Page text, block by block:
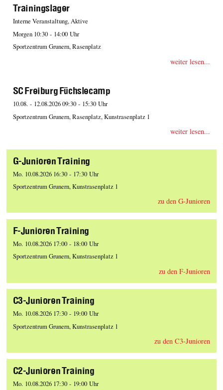
Trainingslager
Interne Veranstaltung, Aktive
Morgen 10:30 - 14:00 Uhr
Sportzentrum Grunern, Rasenplatz
weiter lesen...
SC Freiburg Füchslecamp
10.08. - 12.08.2026 09:30 - 15:30 Uhr
Sportzentrum Grunern, Rasenplatz, Kunstrasenplatz 1
weiter lesen...
G-Junioren Training
Mo. 10.08.2026 16:30 - 17:30 Uhr
Sportzentrum Grunern, Kunstrasenplatz 1
zu den G-Junioren
F-Junioren Training
Mo. 10.08.2026 17:00 - 18:00 Uhr
Sportzentrum Grunern, Kunstrasenplatz 1
zu den F-Junioren
C3-Junioren Training
Mo. 10.08.2026 17:30 - 19:00 Uhr
Sportzentrum Grunern, Kunstrasenplatz 1
zu den C3-Junioren
C2-Junioren Training
Mo. 10.08.2026 17:30 - 19:00 Uhr